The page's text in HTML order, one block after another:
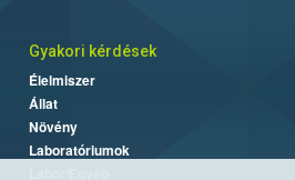
Gyakori kérdések
Élelmiszer
Állat
Növény
Laboratóriumok